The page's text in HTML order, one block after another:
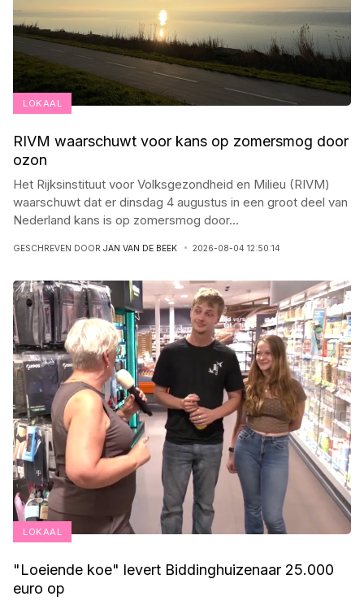
LOKAAL
RIVM waarschuwt voor kans op zomersmog door
ozon
Het Rijksinstituut voor Volksgezondheid en Milieu (RIVM)
waarschuwt dat er dinsdag 4 augustus in een groot deel van
Nederland kans is op zomersmog door...
GESCHREVEN DOOR JAN VAN DE BEEK 2026-08-04 12:50:14
LOKAAL
"Loeiende koe" levert Biddinghuizenaar 25.000
euro op